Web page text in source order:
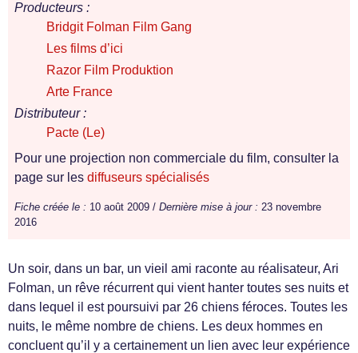
Producteurs :
Bridgit Folman Film Gang
Les films d’ici
Razor Film Produktion
Arte France
Distributeur :
Pacte (Le)
Pour une projection non commerciale du film, consulter la
page sur les diffuseurs spécialisés
Fiche créée le : 10 août 2009 / Dernière mise à jour : 23 novembre
2016
Un soir, dans un bar, un vieil ami raconte au réalisateur, Ari
Folman, un rêve récurrent qui vient hanter toutes ses nuits et
dans lequel il est poursuivi par 26 chiens féroces. Toutes les
nuits, le même nombre de chiens. Les deux hommes en
concluent qu’il y a certainement un lien avec leur expérience